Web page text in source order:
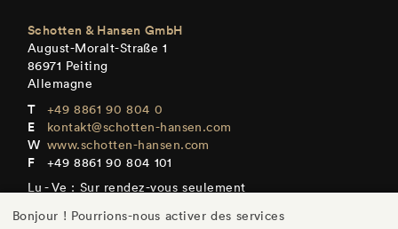
Schotten & Hansen GmbH
August-Moralt-Straße 1
86971 Peiting
Allemagne
+49 8861 90 804 0
kontakt@schotten-hansen.com
www.schotten-hansen.com
+49 8861 90 804 101
Lu - Ve : Sur rendez-vous seulement
Bonjour ! Pourrions-nous activer des services